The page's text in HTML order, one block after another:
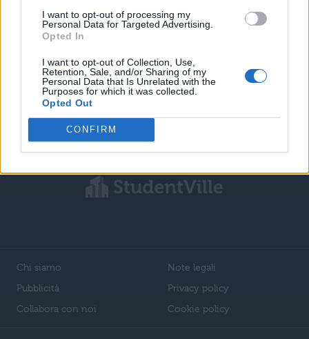
I want to opt-out of processing my
Personal Data for Targeted Advertising.
Opted In
I want to opt-out of Collection, Use,
Retention, Sale, and/or Sharing of my
Personal Data that Is Unrelated with the
Purposes for which it was collected.
Opted Out
CONFIRM
Marte risolleva le sorti dei romani
LETTERATURA LATINA
Un agguato sventato
Chi siamo
Pubblicità
Collabora con noi
Note legali
Privacy policy
Cookie policy